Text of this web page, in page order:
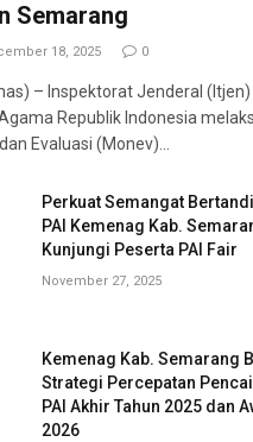
Semarang
18, 2025 0
– Inspektorat Jenderal (Itjen)
Republik Indonesia
Evaluasi (Monev)…
Perkuat Semangat
PAI Kemenag Kab.
Kunjungi Peserta PAI Fair
November 27, 2025
Kemenag Kab. Semarang
Strategi Percepatan
PAI Akhir Tahun 2025 dan
2026